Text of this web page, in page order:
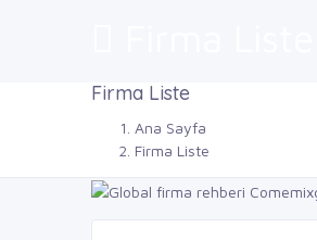
Firma Liste
Ana Sayfa
Firma Liste